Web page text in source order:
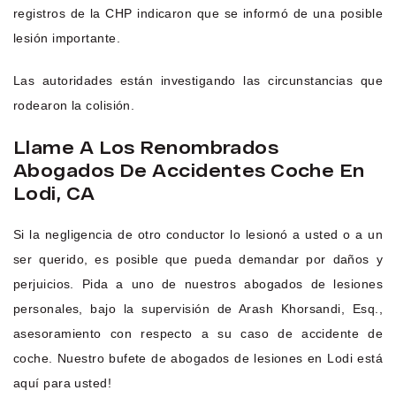
registros de la CHP indicaron que se informó de una posible
lesión importante.
Las autoridades están investigando las circunstancias que
rodearon la colisión.
Llame A Los Renombrados
Abogados De Accidentes Coche En
Lodi, CA
Si la negligencia de otro conductor lo lesionó a usted o a un
ser querido, es posible que pueda demandar por daños y
perjuicios. Pida a uno de nuestros abogados de lesiones
personales, bajo la supervisión de Arash Khorsandi, Esq.,
asesoramiento con respecto a su caso de accidente de
coche. Nuestro bufete de abogados de lesiones en Lodi está
aquí para usted!